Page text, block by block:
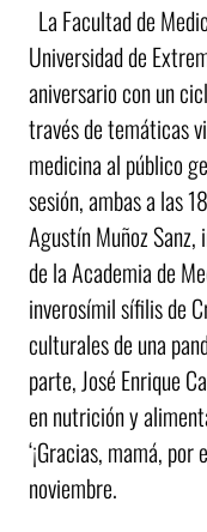
La Facultad de
Universidad de
aniversario con un
través de temáticas
medicina al público
sesión, ambas a las
Agustín Muñoz
de la Academia de
inverosímil sífilis de
culturales de una
parte, José Enrique
en nutrición y
‘¡Gracias, mamá,
noviembre.